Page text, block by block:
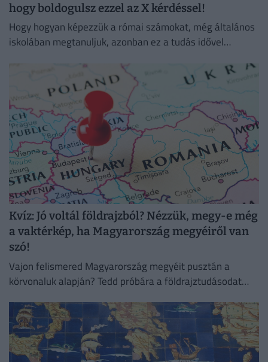
hogy boldogulsz ezzel az X kérdéssel!
Hogy hogyan képezzük a római számokat, még általános
iskolában megtanuljuk, azonban ez a tudás idővel
Kvíz: Jó voltál földrajzból? Nézzük, megy-e még
a vaktérkép, ha Magyarország megyéiről van
szó!
Vajon felismered Magyarország megyéit pusztán a
körvonaluk alapján? Tedd próbára a földrajztudásodat